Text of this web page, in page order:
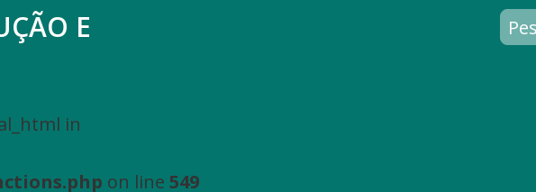
E
in
on line 549